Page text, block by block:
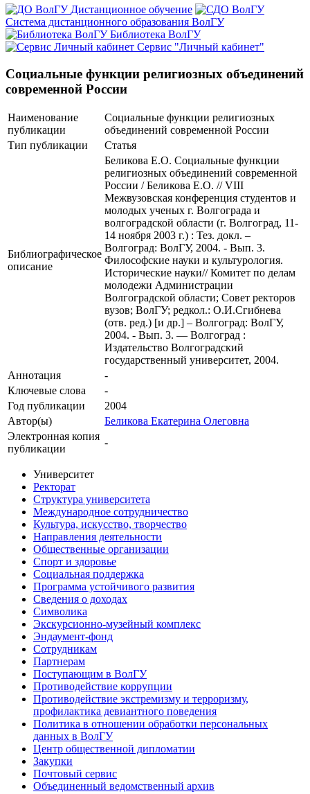
Дистанционное обучение
Система дистанционного образования ВолГУ
Библиотека ВолГУ
Сервис "Личный кабинет"
Социальные функции религиозных объединений
современной России
Наименование
публикации
Социальные функции религиозных
объединений современной России
Тип публикации
Статья
Библиографическое
описание
Беликова Е.О. Социальные функции
религиозных объединений современной
России / Беликова Е.О. // VIII
Межвузовская конференция студентов и
молодых ученых г. Волгограда и
волгоградской области (г. Волгоград, 11-
14 ноября 2003 г.) : Тез. докл. –
Волгоград: ВолГУ, 2004. - Вып. 3.
Философские науки и культурология.
Исторические науки// Комитет по делам
молодежи Администрации
Волгоградской области; Совет ректоров
вузов; ВолГУ; редкол.: О.И.Сгибнева
(отв. ред.) [и др.] – Волгоград: ВолГУ,
2004. - Вып. 3. — Волгоград :
Издательство Волгоградский
государственный университет, 2004.
Аннотация
-
Ключевые cлова
-
Год публикации
2004
Автор(ы)
Беликова Екатерина Олеговна
Электронная копия
публикации
-
Университет
Ректорат
Структура университета
Международное сотрудничество
Культура, искусство, творчество
Направления деятельности
Общественные организации
Спорт и здоровье
Социальная поддержка
Программа устойчивого развития
Сведения о доходах
Символика
Экскурсионно-музейный комплекс
Эндаумент-фонд
Сотрудникам
Партнерам
Поступающим в ВолГУ
Противодействие коррупции
Противодействие экстремизму и терроризму,
профилактика девиантного поведения
Политика в отношении обработки персональных
данных в ВолГУ
Центр общественной дипломатии
Закупки
Почтовый сервис
Объединенный ведомственный архив